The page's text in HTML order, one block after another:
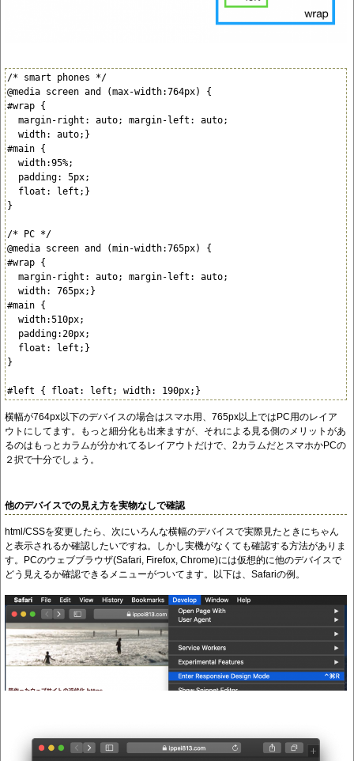
/* smart phones */
@media screen and (max-width:764px) {
#wrap {
#main {
}
/* PC */
@media screen and (min-width:765px) {
#wrap {
#main {
}
#left { float: left; width: 190px;}
横幅が764px以下のデバイスの場合はスマホ用、765px以上ではPC用のレイア
ウトにしてます。もっと細分化も出来ますが、それによる見る側のメリットがあ
るのはもっとカラムが分かれてるレイアウトだけで、2カラムだとスマホかPCの
２択で十分でしょう。
他のデバイスでの見え方を実物なしで確認
html/CSSを変更したら、次にいろんな横幅のデバイスで実際見たときにちゃん
と表示されるか確認したいですね。しかし実機がなくても確認する方法がありま
す。PCのウェブブラウザ(Safari, Firefox, Chrome)には仮想的に他のデバイスで
どう見えるか確認できるメニューがついてます。以下は、Safariの例。